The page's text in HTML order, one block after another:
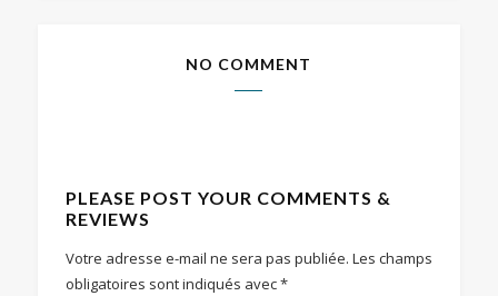
NO COMMENT
PLEASE POST YOUR COMMENTS &
REVIEWS
Votre adresse e-mail ne sera pas publiée. Les champs
obligatoires sont indiqués avec*